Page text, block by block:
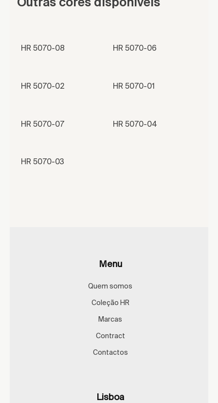
HR 5070-08 HR 5070-06
HR 5070-02 HR 5070-01
HR 5070-07 HR 5070-04
HR 5070-03
Menu
Quem somos
Coleção HR
Marcas
Contract
Contactos
Lisboa